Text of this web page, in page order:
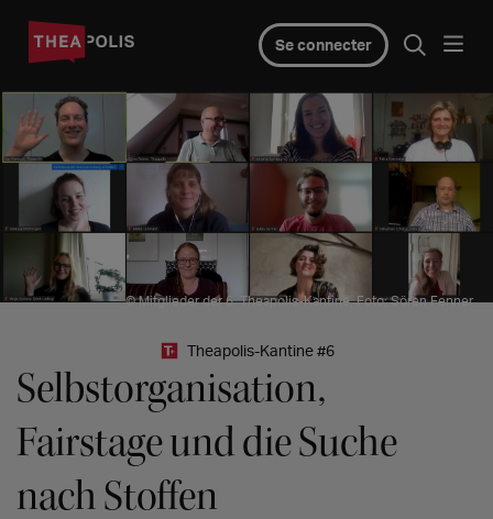
Se connecter
© Mitglieder der 6. Theapolis-Kantine, Foto: Sören Fenner
Theapolis-Kantine #6
Selbstorganisation,
Fairstage und die Suche
nach Stoffen